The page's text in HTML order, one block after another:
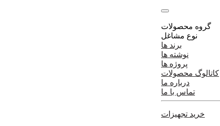
گروه محصولات
نوع مشاغل
برند ها
نوشته ها
پروژه ها
کاتالوگ محصولات
درباره ما
تماس با ما
خرید تجهیزات